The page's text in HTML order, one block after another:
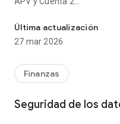
• Realizar cambios y
ahorro obligatorias y
afiliación, cotizaciones,
antecedentes previsionales
• Encontrar la sucursal
Última actualización
27 mar 2026
Finanzas
Seguridad de los